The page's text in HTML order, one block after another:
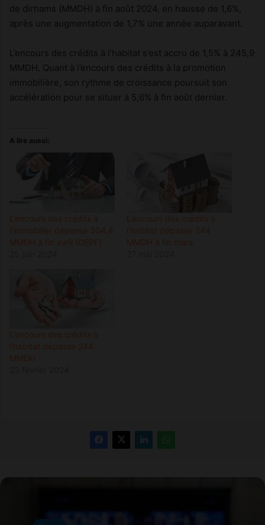
de dirhams (MMDH) à fin août 2024, en hausse de 1,6%,
après une augmentation de 1,7% une année auparavant.
L’encours des crédits à l’habitat s’est accru de 1,5% à 245,9
MMDH. Quant à l’encours des crédits à la promotion
immobilière, son rythme de croissance poursuit son
accélération pour se situer à 5,6% à fin août dernier.
A lire aussi:
L’encours des crédits à
l’immobilier dépasse 304,4
MMDH à fin avril (DEPF)
L’encours des crédits à
l’habitat dépasse 244
MMDH à fin mars
L’encours des crédits à
l’habitat dépasse 244
MMDH